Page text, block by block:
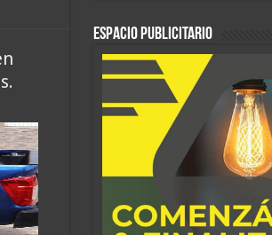
ESPACIO PUBLICITARIO